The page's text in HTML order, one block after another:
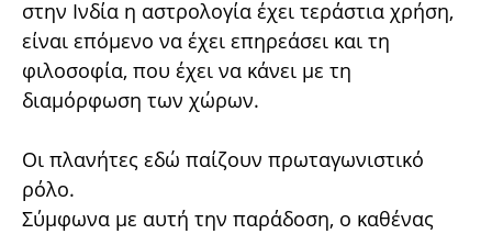
στην Ινδία η αστρολογία έχει τεράστια χρήση,
είναι επόμενο να έχει επηρεάσει και τη
φιλοσοφία, που έχει να κάνει με τη
διαμόρφωση των χώρων.
Οι πλανήτες εδώ παίζουν πρωταγωνιστικό
ρόλο.
Σύμφωνα με αυτή την παράδοση, ο καθένας